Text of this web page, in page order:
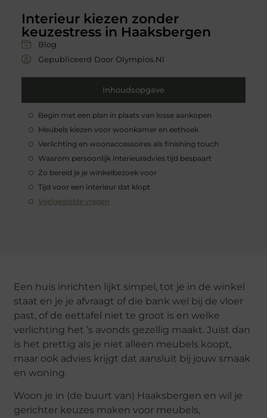
Interieur kiezen zonder
keuzestress in Haaksbergen
Blog
Gepubliceerd Door Olympios.nl
Inhoudsopgave
Begin met een plan in plaats van losse aankopen
Meubels kiezen voor woonkamer en eethoek
Verlichting en woonaccessoires als finishing touch
Waarom persoonlijk interieuradvies tijd bespaart
Zo bereid je je winkelbezoek voor
Tijd voor een interieur dat klopt
Veelgestelde vragen
Een huis inrichten lijkt simpel, tot je in de winkel
staat en je je afvraagt of die bank wel bij de vloer
past, of de eettafel niet te groot is en welke
verlichting het ’s avonds gezellig maakt. Juist dan
is het prettig als je niet alleen meubels koopt,
maar ook advies krijgt dat aansluit bij jouw smaak
en woning.
Woon je in (de buurt van) Haaksbergen en wil je
gerichter keuzes maken voor meubels,